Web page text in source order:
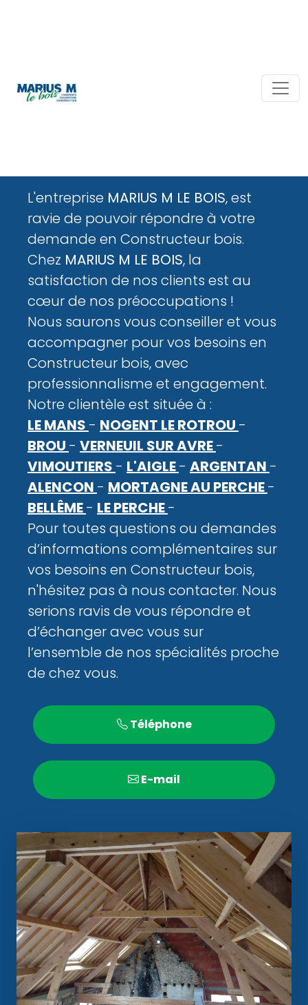
pour vos besoins en
L'entreprise MARIUS M LE BOIS, est
ravie de pouvoir répondre à votre
demande en Constructeur bois.
Chez MARIUS M LE BOIS, la
satisfaction de nos clients est au
cœur de nos préoccupations !
Nous saurons vous conseiller et vous
accompagner pour vos besoins en
Constructeur bois, avec
professionnalisme et engagement.
Notre clientèle est située à :
LE MANS - NOGENT LE ROTROU -
BROU - VERNEUIL SUR AVRE-
VIMOUTIERS - L'AIGLE- ARGENTAN -
ALENCON - MORTAGNE AU PERCHE-
BELLÊME- LE PERCHE-
Pour toutes questions ou demandes
d’informations complémentaires sur
vos besoins en Constructeur bois,
n'hésitez pas à nous contacter. Nous
serions ravis de vous répondre et
d’échanger avec vous sur
l’ensemble de nos spécialités proche
de chez vous.
Téléphone
E-mail